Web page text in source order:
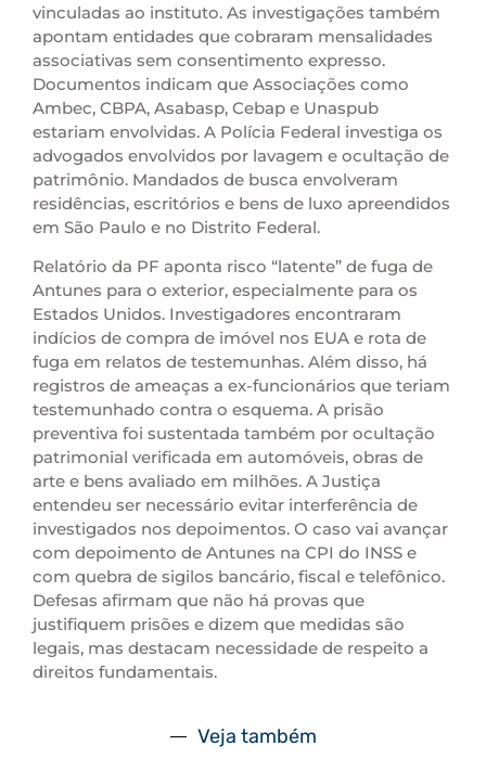
vinculadas ao instituto. As investigações também
apontam entidades que cobraram mensalidades
associativas sem consentimento expresso.
Documentos indicam que Associações como
Ambec, CBPA, Asabasp, Cebap e Unaspub
estariam envolvidas. A Polícia Federal investiga os
advogados envolvidos por lavagem e ocultação de
patrimônio. Mandados de busca envolveram
residências, escritórios e bens de luxo apreendidos
em São Paulo e no Distrito Federal.
Relatório da PF aponta risco “latente” de fuga de
Antunes para o exterior, especialmente para os
Estados Unidos. Investigadores encontraram
indícios de compra de imóvel nos EUA e rota de
fuga em relatos de testemunhas. Além disso, há
registros de ameaças a ex-funcionários que teriam
testemunhado contra o esquema. A prisão
preventiva foi sustentada também por ocultação
patrimonial verificada em automóveis, obras de
arte e bens avaliado em milhões. A Justiça
entendeu ser necessário evitar interferência de
investigados nos depoimentos. O caso vai avançar
com depoimento de Antunes na CPI do INSS e
com quebra de sigilos bancário, fiscal e telefônico.
Defesas afirmam que não há provas que
justifiquem prisões e dizem que medidas são
legais, mas destacam necessidade de respeito a
direitos fundamentais.
Veja também